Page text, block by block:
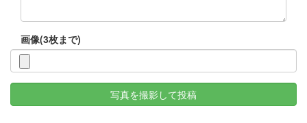
画像(3枚まで)
写真を撮影して投稿